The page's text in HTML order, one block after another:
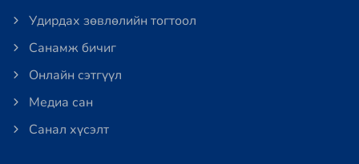
Удирдах зөвлөлийн тогтоол
Санамж бичиг
Онлайн сэтгүүл
Медиа сан
Санал хүсэлт